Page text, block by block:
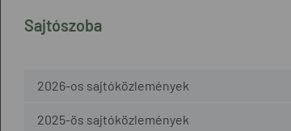
Sajtószoba
2026-os sajtóközlemények
2025-ös sajtóközlemények